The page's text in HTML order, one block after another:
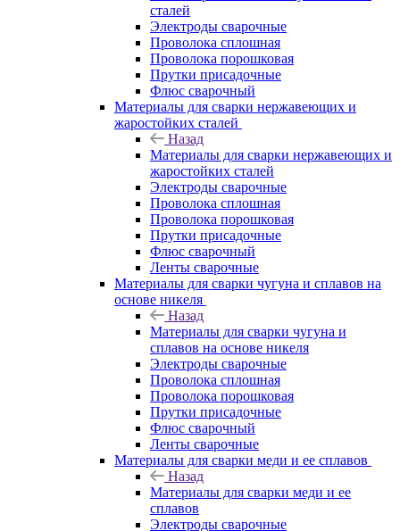
сталей
Электроды сварочные
Проволока сплошная
Проволока порошковая
Прутки присадочные
Флюс сварочный
Материалы для сварки нержавеющих и
жаростойких сталей
Назад
Материалы для сварки нержавеющих и
жаростойких сталей
Электроды сварочные
Проволока сплошная
Проволока порошковая
Прутки присадочные
Флюс сварочный
Ленты сварочные
Материалы для сварки чугуна и сплавов на
основе никеля
Назад
Материалы для сварки чугуна и
сплавов на основе никеля
Электроды сварочные
Проволока сплошная
Проволока порошковая
Прутки присадочные
Флюс сварочный
Ленты сварочные
Материалы для сварки меди и ее сплавов
Назад
Материалы для сварки меди и ее
сплавов
Электроды сварочные